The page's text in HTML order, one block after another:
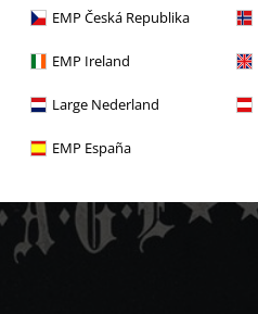
EMP Česká Republika
EMP Ireland
Large Nederland
EMP España